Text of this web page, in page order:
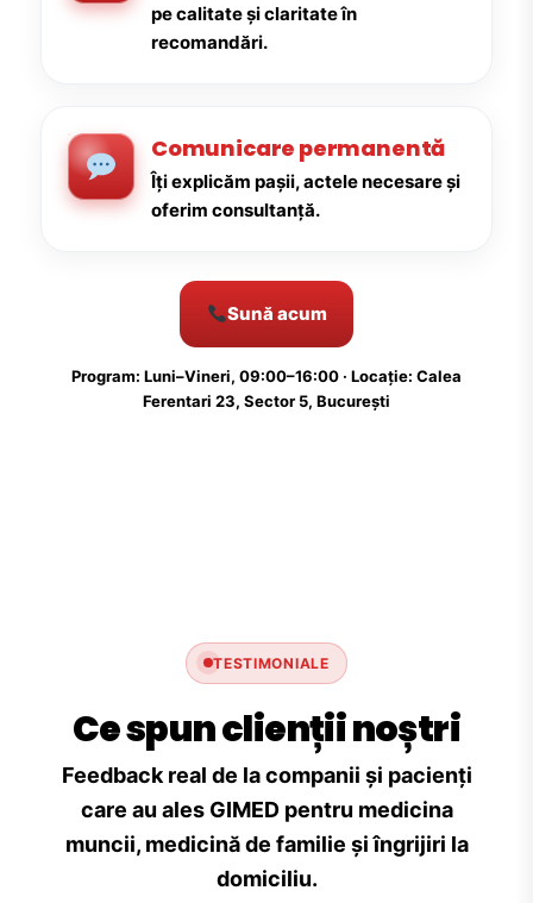
pe calitate și claritate în
recomandări.
Comunicare permanentă
Îți explicăm pașii, actele necesare și
oferim consultanță.
Sună acum
Program: Luni–Vineri, 09:00–16:00 · Locație: Calea
Ferentari 23, Sector 5, București
TESTIMONIALE
Ce spun clienții noștri
Feedback real de la companii și pacienți
care au ales GIMED pentru medicina
muncii, medicină de familie și îngrijiri la
domiciliu.